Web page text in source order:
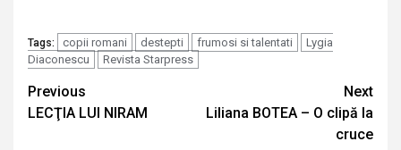
Tags: copii romani destepti frumosi si talentati
Lygia
Diaconescu
Revista Starpress
Continue
Reading
Previous
LECŢIA LUI NIRAM
Next
Liliana BOTEA – O clipă la
cruce